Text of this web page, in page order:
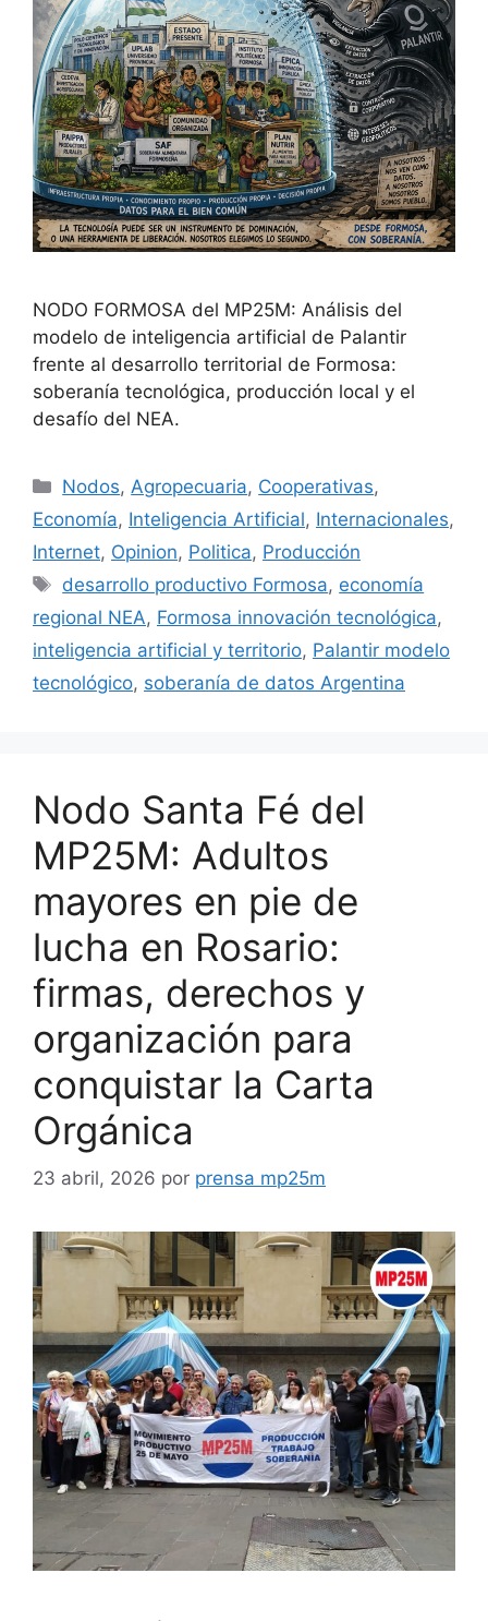
NODO FORMOSA del MP25M: Análisis del
modelo de inteligencia artificial de Palantir
frente al desarrollo territorial de Formosa:
soberanía tecnológica, producción local y el
desafío del NEA.
Nodos, Agropecuaria, Cooperativas,
Economía, Inteligencia Artificial, Internacionales,
Internet, Opinion, Politica, Producción
desarrollo productivo Formosa, economía
regional NEA, Formosa innovación tecnológica,
inteligencia artificial y territorio, Palantir modelo
tecnológico, soberanía de datos Argentina
Nodo Santa Fé del
MP25M: Adultos
mayores en pie de
lucha en Rosario:
firmas, derechos y
organización para
conquistar la Carta
Orgánica
23 abril, 2026 por prensa mp25m